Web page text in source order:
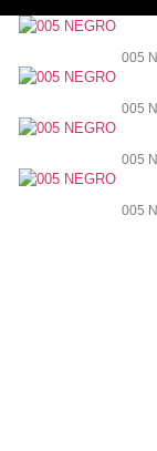
005
005
005
005